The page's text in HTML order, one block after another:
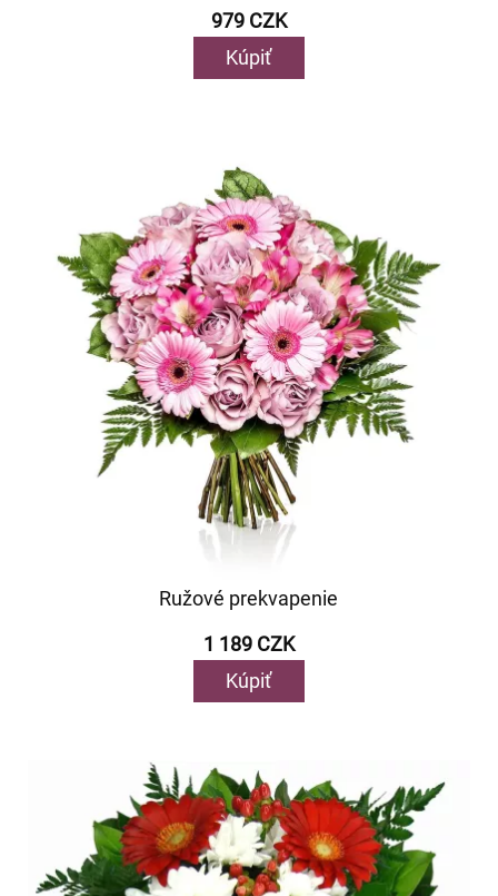
979 CZK
Kúpiť
Ružové prekvapenie
1 189 CZK
Kúpiť